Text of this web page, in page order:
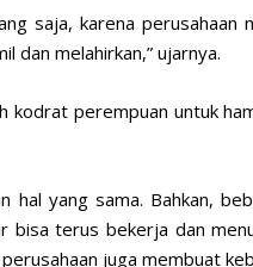
saja, karena perusahaan
dan melahirkan,” ujarnya.
kodrat perempuan untuk
hal yang sama. Bahkan,
bisa terus bekerja dan
juga membuat